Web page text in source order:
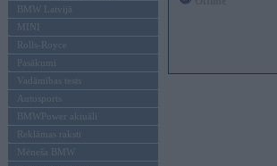
BMW Latvijā
MINI
Rolls-Royce
Pasākumi
Vadāmības tests
Autosports
BMWPower aktuāli
Reklāmas raksti
Mēneša BMW